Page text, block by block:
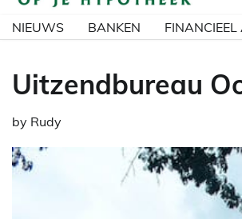
NIEUWS BANKEN FINANCIEEL
Uitzendbureau
by Rudy